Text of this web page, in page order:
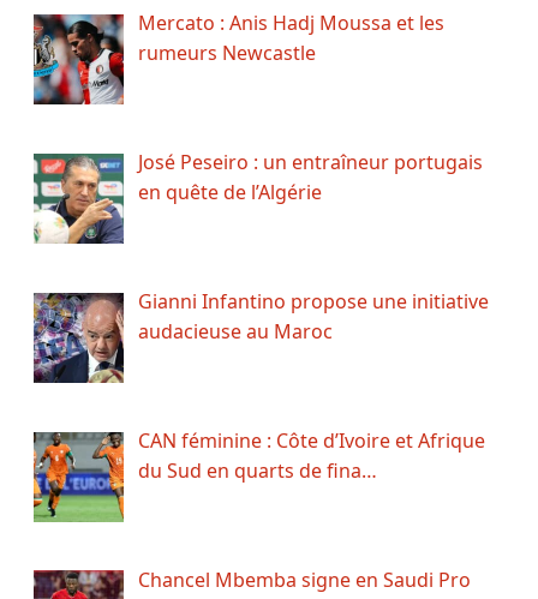
Mercato : Anis Hadj Moussa et les
rumeurs Newcastle
José Peseiro : un entraîneur portugais
en quête de l’Algérie
Gianni Infantino propose une initiative
audacieuse au Maroc
CAN féminine : Côte d’Ivoire et Afrique
du Sud en quarts de fina…
Chancel Mbemba signe en Saudi Pro